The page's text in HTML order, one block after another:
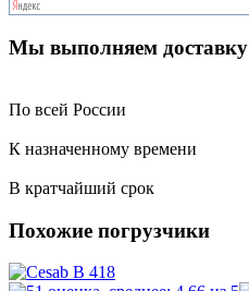
Мы выполняем доставку
По всей России
К назначенному времени
В кратчайший срок
Похожие погрузчики